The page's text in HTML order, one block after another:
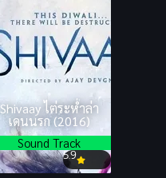
Shivaay ไต่ระห่ำล่า
เดนนรก (2016)
5.9
Sound Track